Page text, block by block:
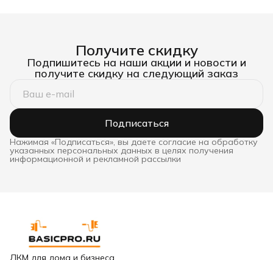
Получите скидку
Подпишитесь на наши акции и новости и
получите скидку на следующий заказ
Подписаться
Нажимая «Подписаться», вы даете согласие на обработку
указанных персональных данных в целях получения
информационной и рекламной рассылки
ЛКМ для дома и бизнеса